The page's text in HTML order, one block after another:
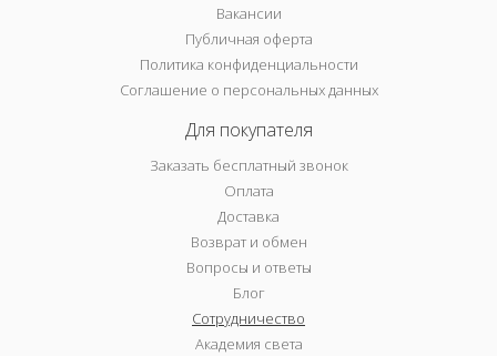
Вакансии
Публичная оферта
Политика конфиденциальности
Соглашение о персональных данных
Для покупателя
Заказать бесплатный звонок
Оплата
Доставка
Возврат и обмен
Вопросы и ответы
Блог
Сотрудничество
Академия света